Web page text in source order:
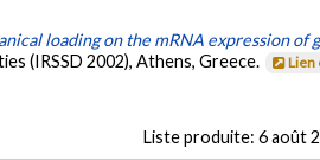
loading on the mRNA expression of
(IRSSD 2002), Athens, Greece. Lien
Liste produite: 6 août